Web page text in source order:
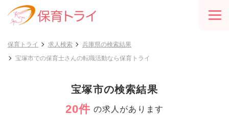
保育トライ 求人検索
兵庫県の検索結果
宝塚市での保育士さんの転職活動なら保育トライ
宝塚市の検索結果
20件 の求人があります